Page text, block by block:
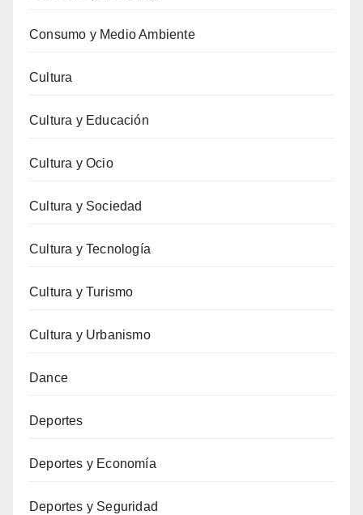
Consumo y Medio Ambiente
Cultura
Cultura y Educación
Cultura y Ocio
Cultura y Sociedad
Cultura y Tecnología
Cultura y Turismo
Cultura y Urbanismo
Dance
Deportes
Deportes y Economía
Deportes y Seguridad